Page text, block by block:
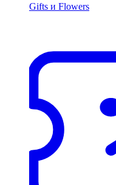
Gifts и Flowers